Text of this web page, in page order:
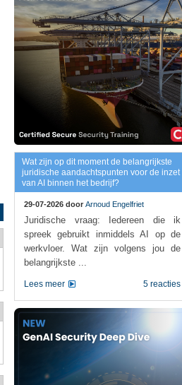
Wat zijn op dit moment de belangrijkste
juridische aandachtspunten voor de inzet
van AI binnen het bedrijf?
29-07-2026 door Arnoud Engelfriet
Juridische vraag: Iedereen die ik
spreek gebruikt inmiddels AI op de
werkvloer. Wat zijn volgens jou de
belangrijkste ...
5 reacties
Lees meer